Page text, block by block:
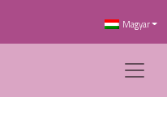
Magyar